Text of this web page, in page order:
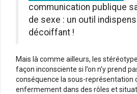
communication publique
de sexe : un outil
décoiffant !
Mais là comme ailleurs, les
façon inconsciente si l’on n’y prend
conséquence la sous-représentation
enfermement dans des rôles et